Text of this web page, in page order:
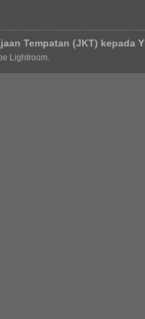
Tempatan (JKT) kepada
Lightroom.